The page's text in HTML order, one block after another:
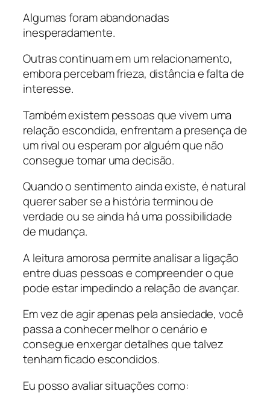
Algumas foram abandonadas
inesperadamente.
Outras continuam em um relacionamento,
embora percebam frieza, distância e falta de
interesse.
Também existem pessoas que vivem uma
relação escondida, enfrentam a presença de
um rival ou esperam por alguém que não
consegue tomar uma decisão.
Quando o sentimento ainda existe, é natural
querer saber se a história terminou de
verdade ou se ainda há uma possibilidade
de mudança.
A leitura amorosa permite analisar a ligação
entre duas pessoas e compreender o que
pode estar impedindo a relação de avançar.
Em vez de agir apenas pela ansiedade, você
passa a conhecer melhor o cenário e
consegue enxergar detalhes que talvez
tenham ficado escondidos.
Eu posso avaliar situações como: